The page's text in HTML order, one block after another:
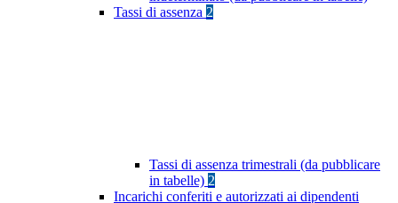
Tassi di assenza 2
Tassi di assenza trimestrali (da pubblicare
in tabelle) 2
Incarichi conferiti e autorizzati ai dipendenti